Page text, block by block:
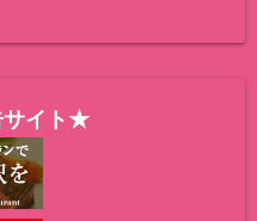
サイト★